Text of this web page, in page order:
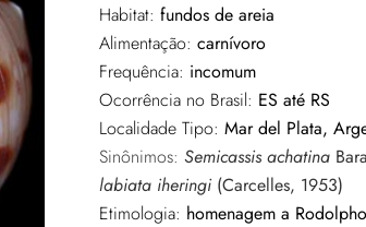
Habitat: fundos de areia
Alimentação: carnívoro
Frequência: incomum
Ocorrência no Brasil: ES até RS
Localidade Tipo: Mar del Plata,
Sinônimos: Semicassis achatina
labiata iheringi(Carcelles, 1953)
Etimologia: homenagem a